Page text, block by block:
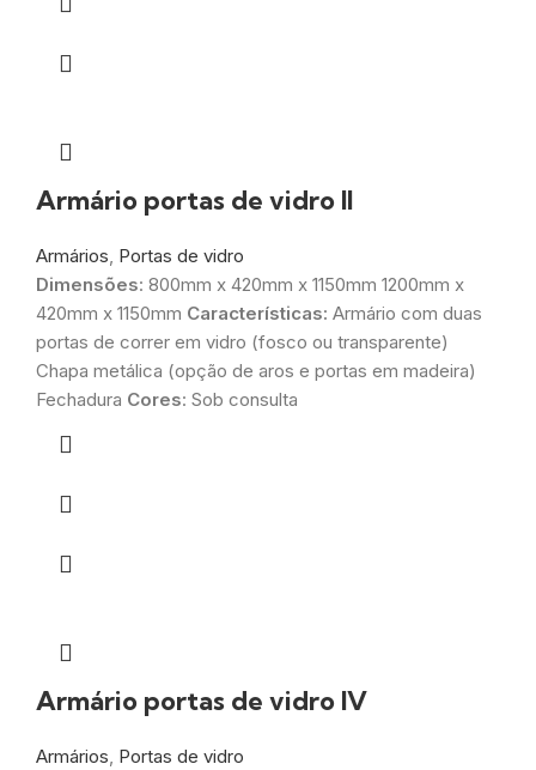
Armário portas de vidro II
Armários, Portas de vidro
Dimensões: 800mm x 420mm x 1150mm 1200mm x
420mm x 1150mm Características: Armário com duas
portas de correr em vidro (fosco ou transparente)
Chapa metálica (opção de aros e portas em madeira)
Fechadura Cores: Sob consulta
Armário portas de vidro IV
Armários, Portas de vidro